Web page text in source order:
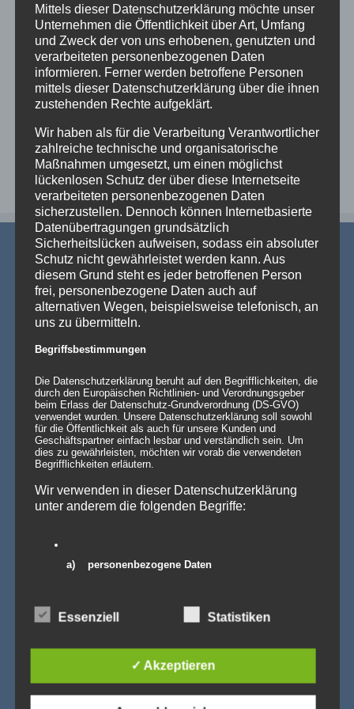
zur Wunschliste
Zurück 1 … 5 6
AKTUELLE NEWS
– Wenn die Technik verschwindet und die Marken
strahlen – Traversenhussen
Traversenhussen: Die elegante Lösung für technische Konstruktionen
Wer hier einen [...]Weiterlesen »
Vom Gentlemen’s Club zum Eventhighlight – wie
GALACTICA den Chesterfield-Look neu erfindet
Die Stehtischhusse GALACTICA im Chesterfield Style bringt
den ikonischen Gentlemen’s-Club-Charme [...]Weiterlesen »
Arnstadt zur [...]Weiterlesen »
Mittels dieser Datenschutzerklärung möchte unser
Unternehmen die Öffentlichkeit über Art, Umfang
und Zweck der von uns erhobenen, genutzten und
verarbeiteten personenbezogenen Daten
informieren. Ferner werden betroffene Personen
mittels dieser Datenschutzerklärung über die ihnen
zustehenden Rechte aufgeklärt.
Wir haben als für die Verarbeitung Verantwortlicher
zahlreiche technische und organisatorische
Maßnahmen umgesetzt, um einen möglichst
lückenlosen Schutz der über diese Internetseite
verarbeiteten personenbezogenen Daten
sicherzustellen. Dennoch können Internetbasierte
Datenübertragungen grundsätzlich
Sicherheitslücken aufweisen, sodass ein absoluter
Schutz nicht gewährleistet werden kann. Aus
diesem Grund steht es jeder betroffenen Person
frei, personenbezogene Daten auch auf
alternativen Wegen, beispielsweise telefonisch, an
uns zu übermitteln.
Begriffsbestimmungen
Die Datenschutzerklärung beruht auf den Begrifflichkeiten, die
durch den Europäischen Richtlinien- und Verordnungsgeber
beim Erlass der Datenschutz-Grundverordnung (DS-GVO)
verwendet wurden. Unsere Datenschutzerklärung soll sowohl
für die Öffentlichkeit als auch für unsere Kunden und
Geschäftspartner einfach lesbar und verständlich sein. Um
dies zu gewährleisten, möchten wir vorab die verwendeten
Begrifflichkeiten erläutern.
Wir verwenden in dieser Datenschutzerklärung
unter anderem die folgenden Begriffe:
a) personenbezogene Daten
sich auf eine identifizierte oder identifizierbare
natürliche Person (im Folgenden „betroffene Person")
zu einer Kennnummer, zu Standortdaten, zu einer
Essenziell Statistiken
✓ Akzeptieren